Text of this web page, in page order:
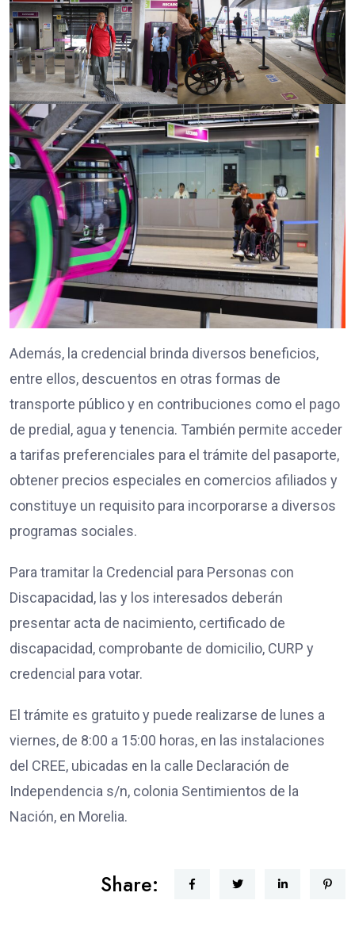
Además, la credencial brinda diversos beneficios,
entre ellos, descuentos en otras formas de
transporte público y en contribuciones como el pago
de predial, agua y tenencia. También permite acceder
a tarifas preferenciales para el trámite del pasaporte,
obtener precios especiales en comercios afiliados y
constituye un requisito para incorporarse a diversos
programas sociales.
Para tramitar la Credencial para Personas con
Discapacidad, las y los interesados deberán
presentar acta de nacimiento, certificado de
discapacidad, comprobante de domicilio, CURP y
credencial para votar.
El trámite es gratuito y puede realizarse de lunes a
viernes, de 8:00 a 15:00 horas, en las instalaciones
del CREE, ubicadas en la calle Declaración de
Independencia s/n, colonia Sentimientos de la
Nación, en Morelia.
Share: